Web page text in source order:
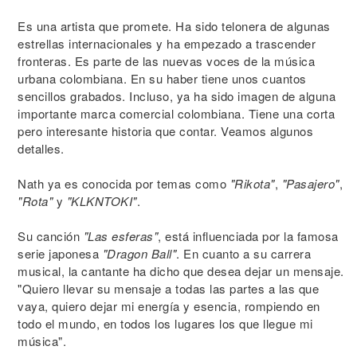
Es una artista que promete. Ha sido telonera de algunas
estrellas internacionales y ha empezado a trascender
fronteras. Es parte de las nuevas voces de la música
urbana colombiana. En su haber tiene unos cuantos
sencillos grabados. Incluso, ya ha sido imagen de alguna
importante marca comercial colombiana. Tiene una corta
pero interesante historia que contar. Veamos algunos
detalles.
Nath ya es conocida por temas como "Rikota", "Pasajero",
"Rota"y "KLKNTOKI".
Su canción "Las esferas", está influenciada por la famosa
serie japonesa "Dragon Ball". En cuanto a su carrera
musical, la cantante ha dicho que desea dejar un mensaje.
"Quiero llevar su mensaje a todas las partes a las que
vaya, quiero dejar mi energía y esencia, rompiendo en
todo el mundo, en todos los lugares los que llegue mi
música".